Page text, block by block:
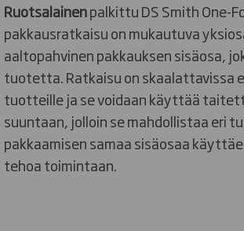
Ruotsalainenpalkittu DS Smith One-
pakkausratkaisu on mukautuva
aaltopahvinen pakkauksen sisäosa,
tuotetta. Ratkaisu on skaalattavissa
tuotteille ja se voidaan käyttää
suuntaan, jolloin se mahdollistaa eri
pakkaamisen samaa sisäosaa
tehoa toimintaan.